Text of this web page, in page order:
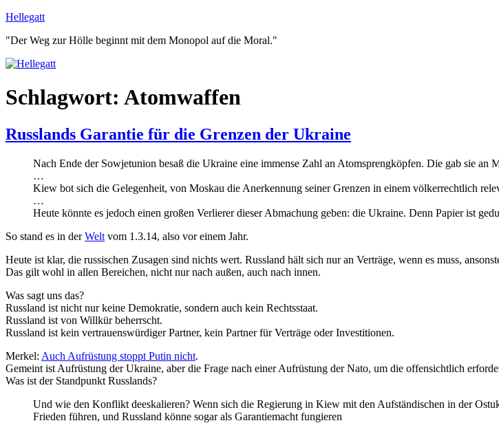
Zum
springen
Hellegatt
"Der Weg zur Hölle beginnt mit dem Monopol auf die Moral."
Schlagwort: Atomwaffen
Russlands Garantie für die Grenzen der Ukraine
Nach Ende der Sowjetunion besaß die Ukraine eine immense Zahl an Atomsprengköpfen. Die gab sie an
…
Kiew bot sich die Gelegenheit, von Moskau die Anerkennung seiner Grenzen in einem völkerrechtlich
…
Heute könnte es jedoch einen großen Verlierer dieser Abmachung geben: die Ukraine. Denn Papier ist
So stand es in derWelt vom 1.3.14, also vor einem Jahr.
Heute ist klar, die russischen Zusagen sind nichts wert. Russland hält sich nur an Verträge, wenn es muss,
Das gilt wohl in allen Bereichen, nicht nur nach außen, auch nach innen.
Was sagt uns das?
Russland ist nicht nur keine Demokratie, sondern auch kein Rechtsstaat.
Russland ist von Willkür beherrscht.
Russland ist kein vertrauenswürdiger Partner, kein Partner für Verträge oder Investitionen.
Merkel: Auch Aufrüstung stoppt Putin nicht.
Gemeint ist Aufrüstung der Ukraine, aber die Frage nach einer Aufrüstung der Nato, um die offensichtlich
Was ist der Standpunkt Russlands?
Und wie den Konflikt deeskalieren? Wenn sich die Regierung in Kiew mit den Aufständischen in der
Frieden führen, und Russland könne sogar als Garantiemacht fungieren